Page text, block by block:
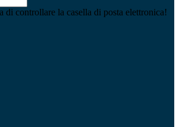
di controllare la casella di posta elettronica!